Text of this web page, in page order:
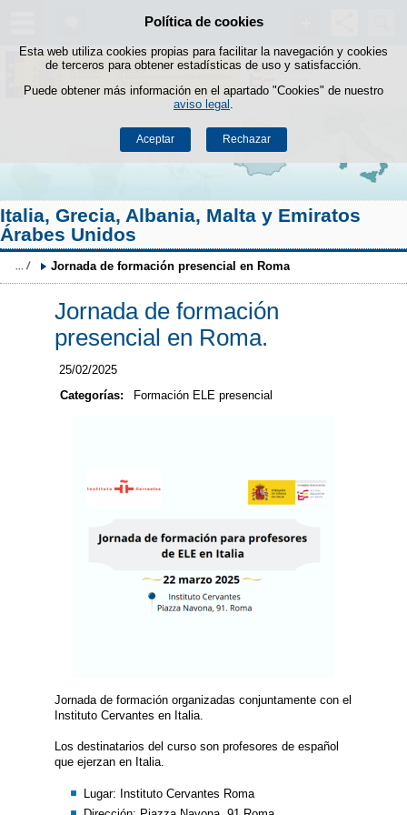
Política de cookies
Esta web utiliza cookies propias para facilitar la navegación y cookies
de terceros para obtener estadísticas de uso y satisfacción.
Puede obtener más información en el apartado "Cookies" de nuestro
aviso legal
Aceptar Rechazar
Saltar al contenido
Italia, Grecia, Albania, Malta y Emiratos
Árabes Unidos
Jornada de formación presencial en Roma
Jornada de formación
presencial en Roma.
25/02/2025
Categorías:
Formación ELE presencial
Jornada de formación organizadas conjuntamente con el
Instituto Cervantes en Italia.
Los destinatarios del curso son profesores de español
que ejerzan en Italia.
Lugar: Instituto Cervantes Roma